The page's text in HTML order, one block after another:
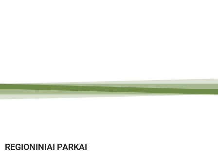
REGIONINIAI PARKAI